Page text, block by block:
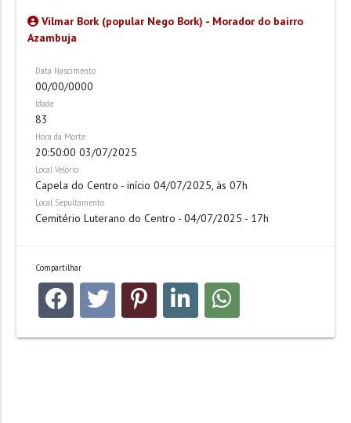
Vilmar Bork (popular Nego Bork) - Morador do bairro
Azambuja
Data Nascimento
00/00/0000
Idade
83
Hora da Morte
20:50:00 03/07/2025
Local Velório
Capela do Centro - início 04/07/2025, às 07h
Local Sepultamento
Cemitério Luterano do Centro - 04/07/2025 - 17h
Compartilhar